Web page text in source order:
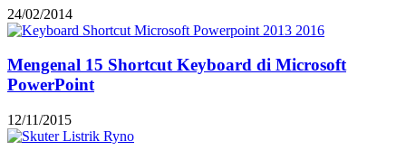
24/02/2014
Mengenal 15 Shortcut Keyboard di Microsoft
PowerPoint
12/11/2015